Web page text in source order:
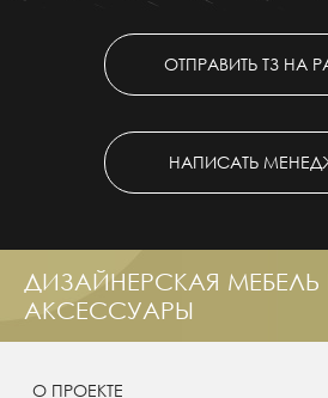
ОТПРАВИТЬ ТЗ НА
НАПИСАТЬ
ДИЗАЙНЕРСКАЯ МЕБЕЛЬ
АКСЕССУАРЫ
О ПРОЕКТЕ